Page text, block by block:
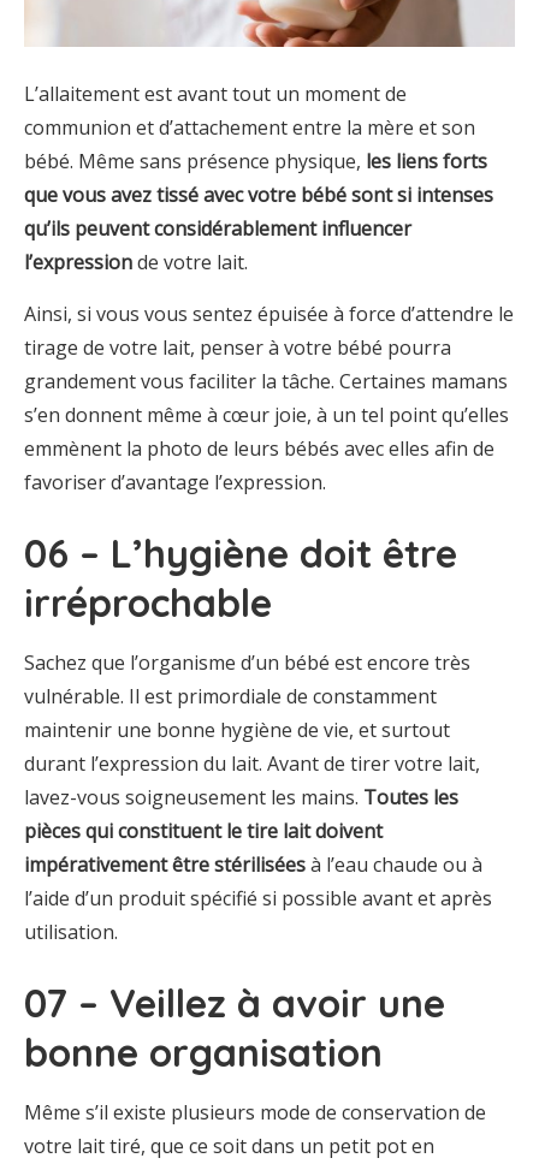
L’allaitement est avant tout un moment de
communion et d’attachement entre la mère et son
bébé. Même sans présence physique, les liens forts
que vous avez tissé avec votre bébé sont si intenses
qu’ils peuvent considérablement influencer
l’expressionde votre lait.
Ainsi, si vous vous sentez épuisée à force d’attendre le
tirage de votre lait, penser à votre bébé pourra
grandement vous faciliter la tâche. Certaines mamans
s’en donnent même à cœur joie, à un tel point qu’elles
emmènent la photo de leurs bébés avec elles afin de
favoriser d’avantage l’expression.
06 – L’hygiène doit être
irréprochable
Sachez que l’organisme d’un bébé est encore très
vulnérable. Il est primordiale de constamment
maintenir une bonne hygiène de vie, et surtout
durant l’expression du lait. Avant de tirer votre lait,
lavez-vous soigneusement les mains. Toutes les
pièces qui constituent le tire lait doivent
impérativement être stériliséesà l’eau chaude ou à
l’aide d’un produit spécifié si possible avant et après
utilisation.
07 – Veillez à avoir une
bonne organisation
Même s’il existe plusieurs mode de conservation de
votre lait tiré, que ce soit dans un petit pot en